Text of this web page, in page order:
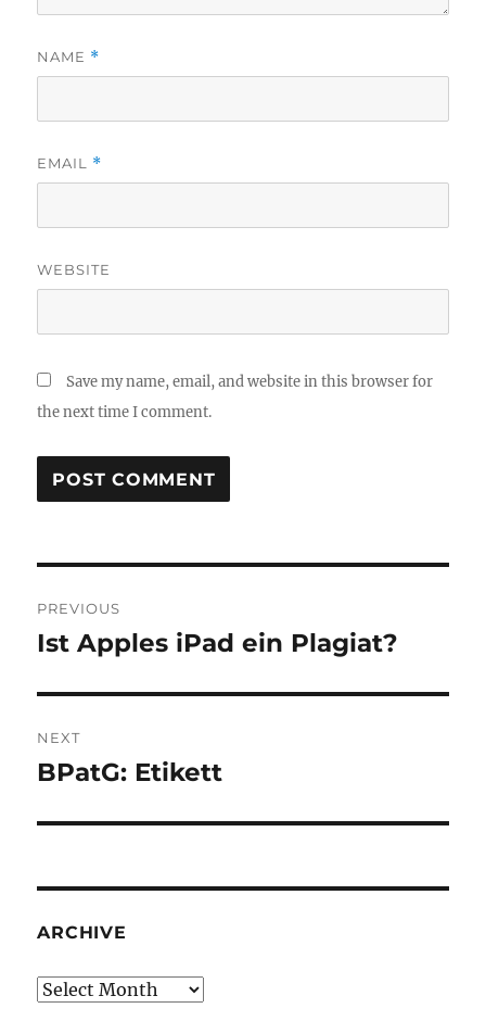
NAME *
EMAIL *
WEBSITE
Save my name, email, and website in this browser for
the next time I comment.
navigation
PREVIOUS
Previous
Ist Apples iPad ein Plagiat?
NEXT
Next
BPatG: Etikett
ARCHIVE
Archive